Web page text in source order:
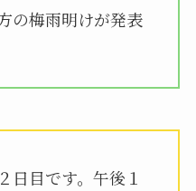
の梅雨明けが発表
日目です。午後１